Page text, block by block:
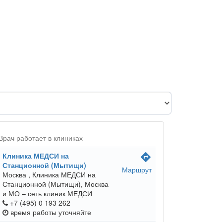
работает в клиниках
Клиника МЕДСИ на
Станционной (Мытищи)
Москва , Клиника МЕДСИ на
Станционной (Мытищи), Москва
и МО – сеть клиник МЕДСИ
+7 (495) 0 193 262
время работы уточняйте
directions
Маршрут